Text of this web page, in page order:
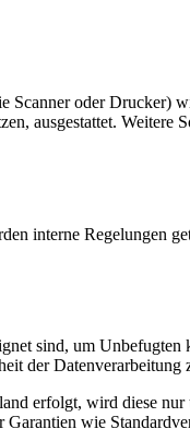
Scanner oder Drucker)
ausgestattet. Weitere
interne Regelungen
sind, um
der Datenverarbeitung
erfolgt, wird diese
Garantien wie